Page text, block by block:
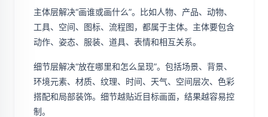
主体层解决“画谁或画什么”。比如人物、产品、动物、
工具、空间、图标、流程图，都属于主体。主体要包含
动作、姿态、服装、道具、表情和相互关系。
细节层解决“放在哪里和怎么呈现”。包括场景、背景、
环境元素、材质、纹理、时间、天气、空间层次、色彩
搭配和局部装饰。细节越贴近目标画面，结果越容易控
制。